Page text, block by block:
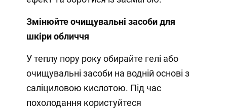
Змінюйте очищувальні засоби для
шкіри обличчя
У теплу пору року обирайте гелі або
очищувальні засоби на водній основі з
саліциловою кислотою. Під час
похолодання користуйтеся